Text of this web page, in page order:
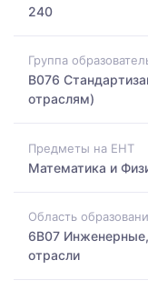
240
Группа
B076
отраслям)
Предметы на ЕНТ
Математика и
Область
6B07
отрасли